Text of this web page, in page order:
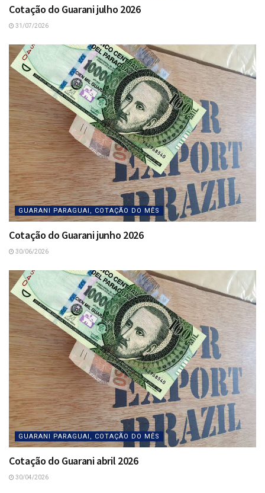
Cotação do Guarani julho 2026
31/07/2026
GUARANI PARAGUAI, COTAÇÃO DO MÊS
Cotação do Guarani junho 2026
30/06/2026
GUARANI PARAGUAI, COTAÇÃO DO MÊS
Cotação do Guarani abril 2026
30/04/2026